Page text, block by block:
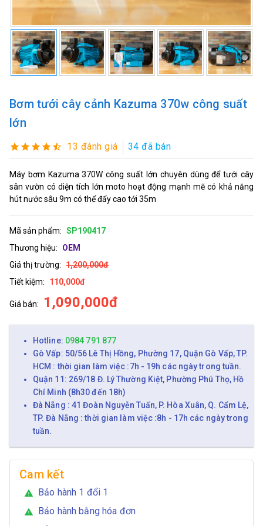
Bơm tưới cây cảnh Kazuma 370w công suất
lớn
13 đánh giá 34 đã bán
Máy bơm Kazuma 370W công suất lớn chuyên dùng để tưới cây
sân vườn có diện tích lớn moto hoạt động mạnh mẽ có khả năng
hút nước sâu 9m có thể đẩy cao tới 35m
Mã sản phẩm: SP190417
Thương hiệu:
OEM
Giá thị trường: 1,200,000đ
Tiết kiệm:
110,000đ
Giá bán: 1,090,000đ
Hotline: 0984 791 877
Gò Vấp: 50/56 Lê Thị Hồng, Phường 17, Quận Gò Vấp, TP.
HCM : thời gian làm việc :7h - 19h các ngày trong tuần.
Quận 11: 269/18 Đ. Lý Thường Kiệt, Phường Phú Thọ, Hồ
Chí Minh (8h30 đến 18h)
Đà Nẵng : 41 Đoàn Nguyễn Tuấn, P. Hòa Xuân, Q. Cẩm Lệ,
TP. Đà Nẵng : thời gian làm việc :8h - 17h các ngày trong
tuần.
Cam kết
warning Bảo hành 1 đổi 1
warning Bảo hành bằng hóa đơn